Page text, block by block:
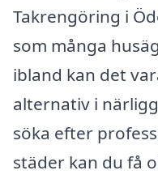
Takrengöring i
som många
ibland kan det
alternativ i
söka efter
städer kan du få